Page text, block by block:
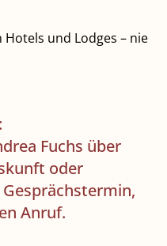
und Lodges – nie
Fuchs über
oder
Anruf.